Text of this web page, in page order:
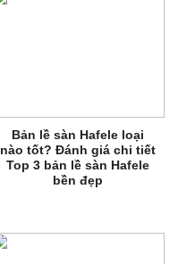
Bản lề sàn Hafele loại
nào tốt? Đánh giá chi tiết
Top 3 bản lề sàn Hafele
bền đẹp